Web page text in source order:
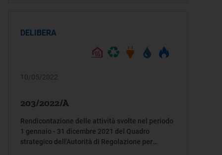
DELIBERA
10/05/2022
203/2022/A
Rendicontazione delle attività svolte nel periodo
1 gennaio - 31 dicembre 2021 del Quadro
strategico dell'Autorità di Regolazione per